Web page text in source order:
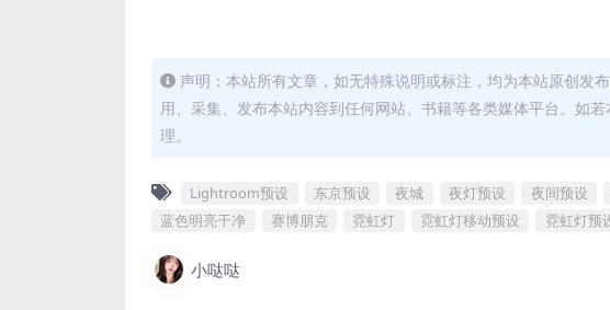
声明：本站所有文章，如无特殊说明或标注，均为本站原创发
用、采集、发布本站内容到任何网站、书籍等各类媒体平台。如
理。
Lightroom预设 东京预设 夜城 夜灯预设 夜间预设
蓝色明亮干净
赛博朋克 霓虹灯 霓虹灯移动预设 霓虹灯预
小哒哒